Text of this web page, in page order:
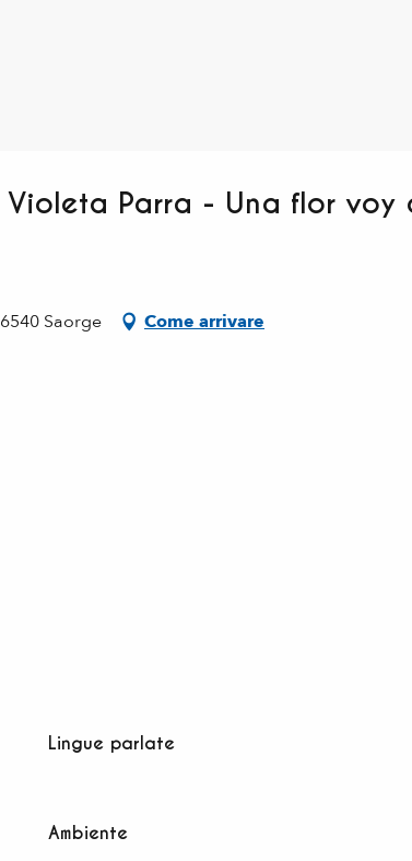
Violeta Parra - Una flor
Saorge
Come arrivare
Lingue parlate
Lingue parlate
Ambiente
Ambiente